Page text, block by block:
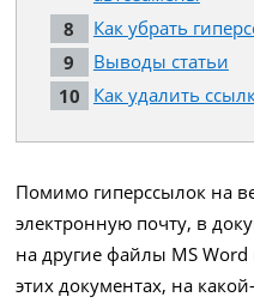
Как убрать
Выводы статьи
Как удалить
Помимо гиперссылок на
электронную почту, в
на другие файлы MS
этих документах, на